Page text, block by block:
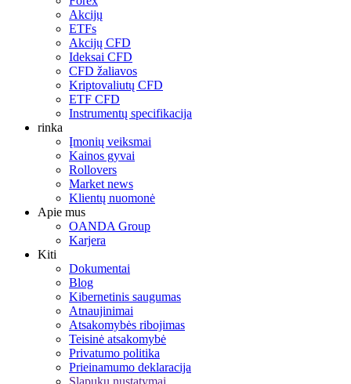
Akcijų
ETFs
Akcijų CFD
Ideksai CFD
CFD žaliavos
Kriptovaliutų CFD
ETF CFD
Instrumentų specifikacija
rinka
Įmonių veiksmai
Kainos gyvai
Rollovers
Market news
Klientų nuomonė
Apie mus
OANDA Group
Karjera
Kiti
Dokumentai
Blog
Kibernetinis saugumas
Atnaujinimai
Atsakomybės ribojimas
Teisinė atsakomybė
Privatumo politika
Prieinamumo deklaracija
Slapukų nustatymai